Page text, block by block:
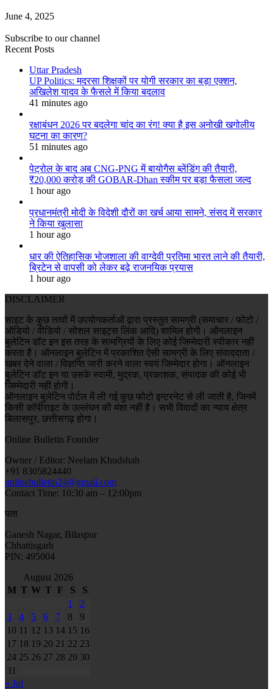
June 4, 2025
Subscribe to our channel
Recent Posts
Uttar Pradesh
UP Politics: मदरसा शिक्षकों पर योगी सरकार का बड़ा एक्शन,
अखिलेश यादव के फैसले में किया बदलाव
41 minutes ago
रक्षाबंधन 2026 पर बदलेगा चांद का रंग! क्या है इस अनोखी खगोलीय
घटना का कारण?
51 minutes ago
पेट्रोल के बाद अब CNG-PNG में बायोगैस ब्लेंडिंग की तैयारी,
₹20,000 करोड़ की GOBAR-Dhan स्कीम पर बड़ा फैसला जल्द
1 hour ago
प्रधानमंत्री मोदी के विदेशी दौरों का खर्च आया सामने, संसद में सरकार
ने किया खुलासा
1 hour ago
धार की ऐतिहासिक भोजशाला की वाग्देवी प्रतिमा भारत लाने की तैयारी,
ब्रिटेन से वापसी को लेकर बढ़े राजनयिक प्रयास
1 hour ago
DISCLAIMER
साइट के कुछ तत्वों में उपयोगकर्ताओं द्वारा प्रस्तुत सामग्री (समाचार / फोटो /
ऑडियो / वीडियो / सोशल साइट्स लिंक आदि) शामिल होगी। ऑनलाइन
बुलेटिन डॉट इन इस तरह के सामग्रियों के लिए कोई जिम्मेदारी स्वीकार नहीं
करता है। ऑनलाइन बुलेटिन में प्रकाशित ऐसी सामग्री के लिए संवाददाता /
खबर देने वाला / विज्ञप्ति जारी करने वाला स्वयं जिम्मेदार होगा। ऑनलाइन
बुलेटिन डॉट इन या उसके स्वामी, मुद्रक, प्रकाशक, संपादक की कोई भी
जिम्मेदारी नहीं होगी।
ऑनलाइन बुलेटिन पोर्टल में ली गई कुछ फोटो इन्टरनेट से ली जाती है, जिनमें
किसी कॉपीराइट के उल्लंघन की मंशा नहीं है। सभी विवादों का न्याय क्षेत्र
बिलासपुर, छत्तीसगढ़ होगा।
Online Bulletin Founder
Owner / Editor: Neelam Khudshah
+91 8305824440
onlinebulletin24@gmail.com
Contact Time: 10:30 am – 12:00pm
पता
Ganesh Nagar, Bilaspur
Chhattisgarh
PIN: 495004
August 2026
M T W T F S
S
1
2
3
4 5 6 7 8
9
10 11 12 13 14 15 16
17 18 19 20 21 22 23
24 25 26 27 28 29 30
31
« Jul